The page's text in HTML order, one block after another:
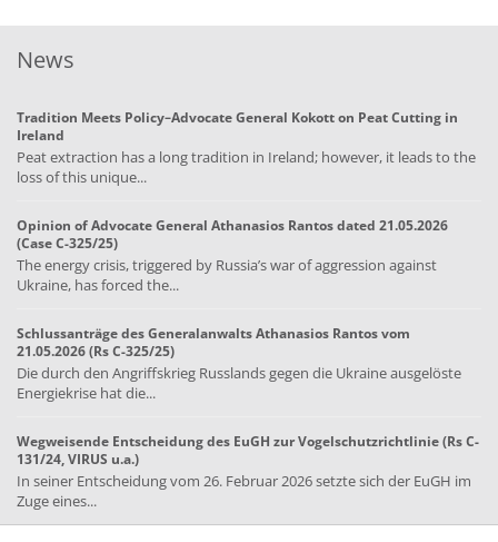
News
Tradition Meets Policy–Advocate General Kokott on Peat Cutting in
Ireland
Peat extraction has a long tradition in Ireland; however, it leads to the
loss of this unique...
Opinion of Advocate General Athanasios Rantos dated 21.05.2026
(Case C-325/25)
The energy crisis, triggered by Russia’s war of aggression against
Ukraine, has forced the...
Schlussanträge des Generalanwalts Athanasios Rantos vom
21.05.2026 (Rs C-325/25)
Die durch den Angriffskrieg Russlands gegen die Ukraine ausgelöste
Energiekrise hat die...
Wegweisende Entscheidung des EuGH zur Vogelschutzrichtlinie (Rs C-
131/24, VIRUS u.a.)
In seiner Entscheidung vom 26. Februar 2026 setzte sich der EuGH im
Zuge eines...